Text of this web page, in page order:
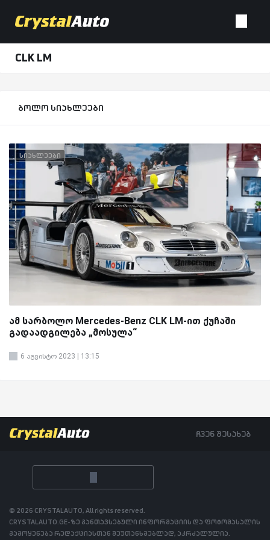
CLK LM
ბოლო სიახლეები
სიახლეები
ამ სარბოლო Mercedes-Benz CLK LM-ით ქუჩაში
გადაადგილება „მოსულა“
6 აგვისტო 2023 | 13:15
ჩვენ შესახებ
© 2026 CRYSTALAUTO, All rights reserved.
CRYSTALAUTO.GE-ზე განთავსებული ინფორმაციის და ფოტომასალის
გამოყენება რედაქციასთან შეუთანხმებლად, აკრძალულია.